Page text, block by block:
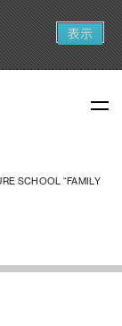
表示
SCHOOL “FAMILY